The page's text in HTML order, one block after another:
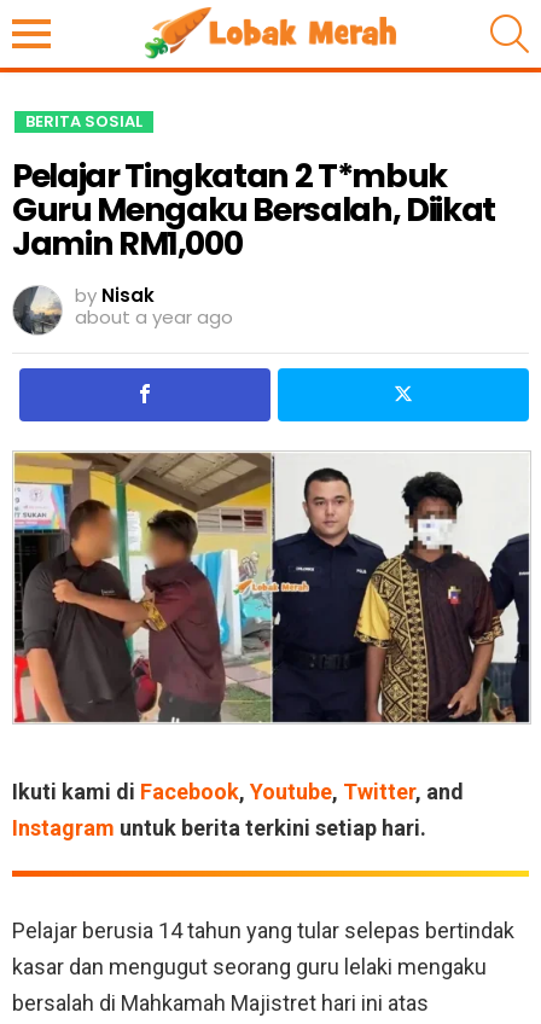
BERITA SOSIAL
Pelajar Tingkatan 2 T*mbuk
Guru Mengaku Bersalah, Diikat
Jamin RM1,000
by Nisak
about a year ago
Ikuti kami di Facebook, Youtube, Twitter, and
Instagram untuk berita terkini setiap hari.
Pelajar berusia 14 tahun yang tular selepas bertindak
kasar dan mengugut seorang guru lelaki mengaku
bersalah di Mahkamah Majistret hari ini atas